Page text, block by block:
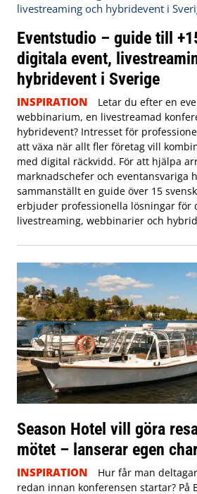
Eventstudio – guide till
digitala event,
hybridevent i Sverige
INSPIRATION
Letar du efter en
webbinarium, en livestreamad
hybridevent? Intresset för
att växa när allt fler företag vill
med digital räckvidd. För att hjälpa
marknadschefer och eventansvariga
sammanställt en guide över 15
erbjuder professionella lösningar för
livestreaming, webbinarier och
Season Hotel vill göra
mötet – lanserar egen
INSPIRATION
Hur får man
redan innan konferensen startar? På